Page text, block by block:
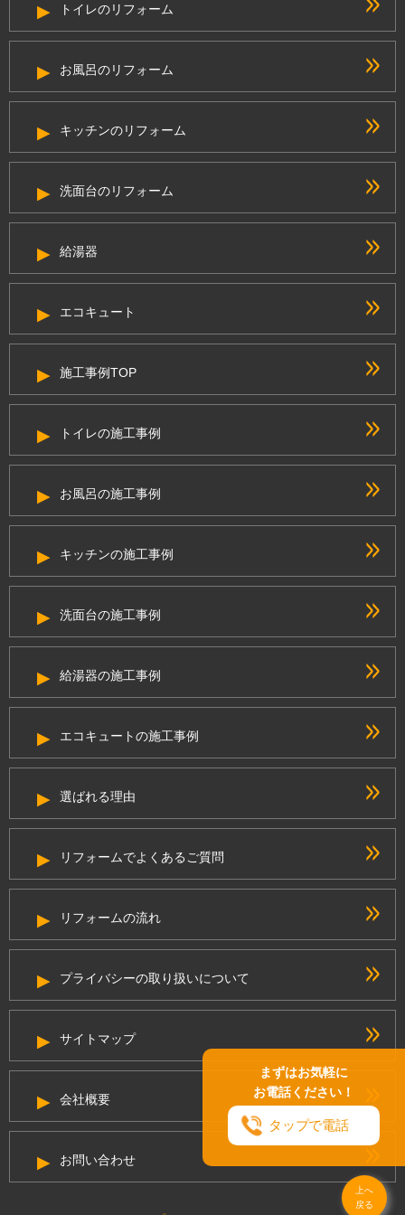
まずはお気軽に
お電話ください！
タップで電話
上へ
戻る
トイレのリフォーム
お風呂のリフォーム
キッチンのリフォーム
洗面台のリフォーム
給湯器
エコキュート
施工事例TOP
トイレの施工事例
お風呂の施工事例
キッチンの施工事例
洗面台の施工事例
給湯器の施工事例
エコキュートの施工事例
選ばれる理由
リフォームでよくあるご質問
リフォームの流れ
プライバシーの取り扱いについて
サイトマップ
会社概要
お問い合わせ